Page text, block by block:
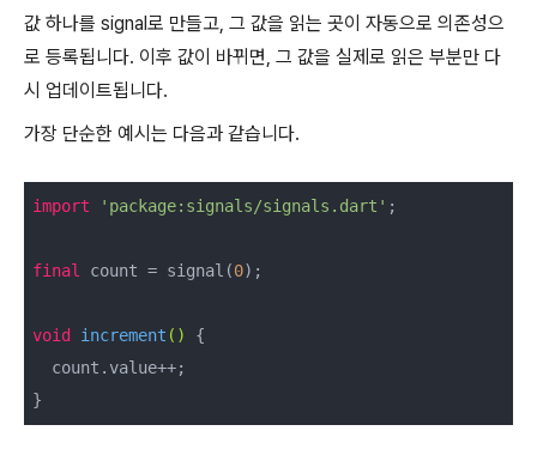
값 하나를 signal로 만들고, 그 값을 읽는 곳이 자동으로 의존성으
로 등록됩니다. 이후 값이 바뀌면, 그 값을 실제로 읽은 부분만 다
시 업데이트됩니다.
가장 단순한 예시는 다음과 같습니다.
import 'package:signals/signals.dart' ;
final count = signal(0);
void increment ()
{
  count.value++;